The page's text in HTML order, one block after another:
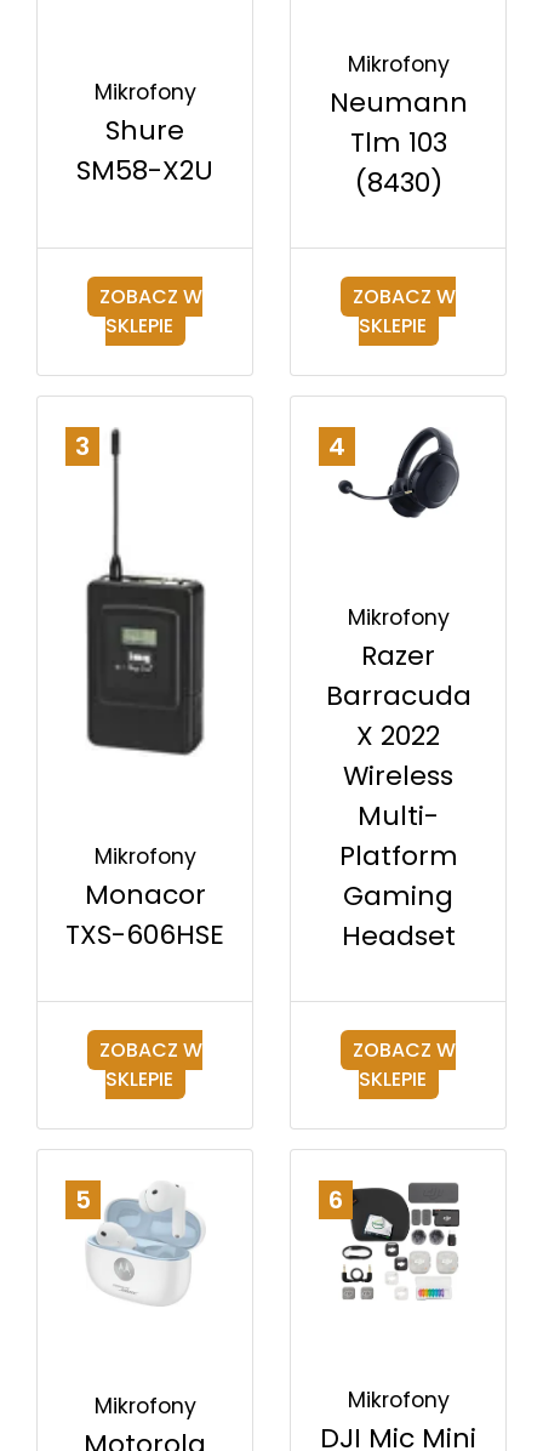
Mikrofony
Shure
SM58-X2U
ZOBACZ W
SKLEPIE
Mikrofony
Neumann
Tlm 103
(8430)
ZOBACZ W
SKLEPIE
3
Mikrofony
Monacor
TXS-606HSE
ZOBACZ W
SKLEPIE
4
Mikrofony
Razer
Barracuda
X 2022
Wireless
Multi-
Platform
Gaming
Headset
ZOBACZ W
SKLEPIE
5
Mikrofony
6
Mikrofony
DJI Mic Mini